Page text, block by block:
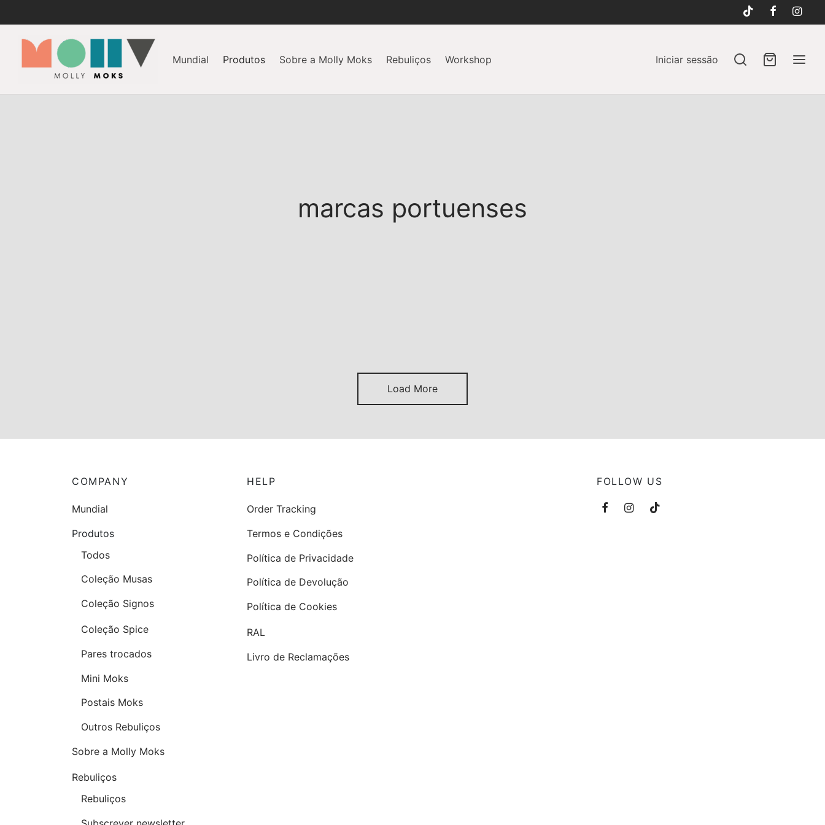
Mundial Produtos Sobre a Molly Moks Rebuliços Workshop Iniciar sessão
marcas portuenses
Load More
COMPANY
Mundial
Produtos
Todos
Coleção Musas
Coleção Signos
Coleção Spice
Pares trocados
Mini Moks
Postais Moks
Outros Rebuliços
Sobre a Molly Moks
Rebuliços
Rebuliços
HELP
Order Tracking
Termos e Condições
Política de Privacidade
Política de Devolução
Política de Cookies
RAL
Livro de Reclamações
FOLLOW US